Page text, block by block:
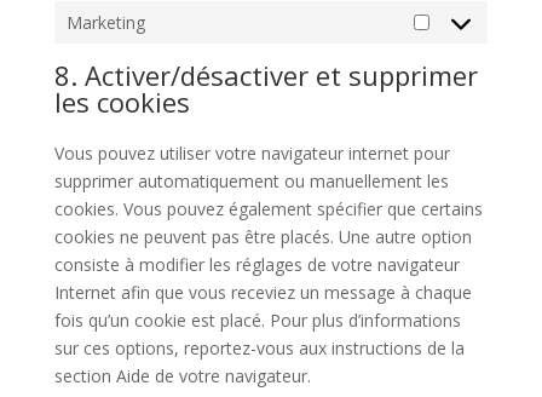
Marketing
Marketing
8. Activer/désactiver et supprimer
les cookies
Vous pouvez utiliser votre navigateur internet pour
supprimer automatiquement ou manuellement les
cookies. Vous pouvez également spécifier que certains
cookies ne peuvent pas être placés. Une autre option
consiste à modifier les réglages de votre navigateur
Internet afin que vous receviez un message à chaque
fois qu’un cookie est placé. Pour plus d’informations
sur ces options, reportez-vous aux instructions de la
section Aide de votre navigateur.